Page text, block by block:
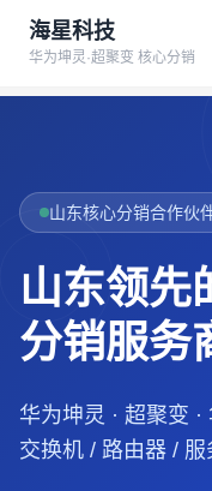
海星科技
华为坤灵·超聚变 核心分销
山东核心分销合作伙
山东领先
分销服务
华为坤灵 · 超聚变
交换机 / 路由器 /